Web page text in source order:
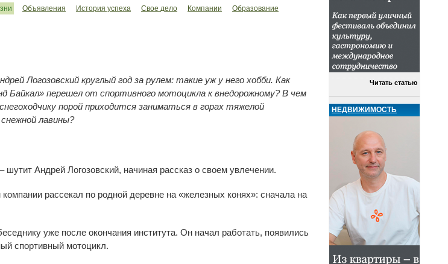
Объявления История успеха Свое дело Компании
Образование
Логозовский круглый год за рулем: такие уж у него хобби. Как
Байкал» перешел от спортивного мотоцикла к внедорожному? В чем
порой приходится заниматься в горах тяжелой
лавины?
Андрей Логозовский, начиная рассказ о своем увлечении.
рассекал по родной деревне на «железных конях»: сначала на
уже после окончания института. Он начал работать, появились
спортивный мотоцикл.
Читать статью
НЕДВИЖИМОСТЬ